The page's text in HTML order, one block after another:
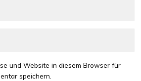
und Website in diesem Browser für
speichern.